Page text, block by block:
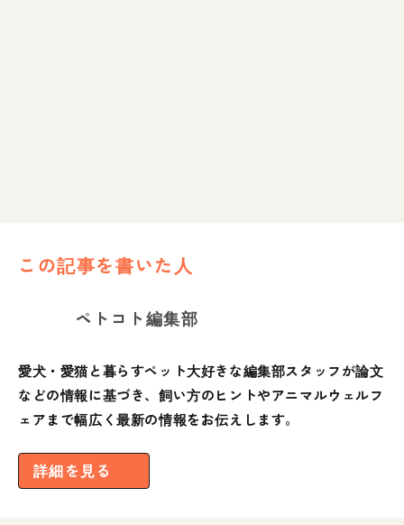
この記事を書いた人
ペトコト編集部
愛犬・愛猫と暮らすペット大好きな編集部スタッフが論文
などの情報に基づき、飼い方のヒントやアニマルウェルフ
ェアまで幅広く最新の情報をお伝えします。
詳細を見る